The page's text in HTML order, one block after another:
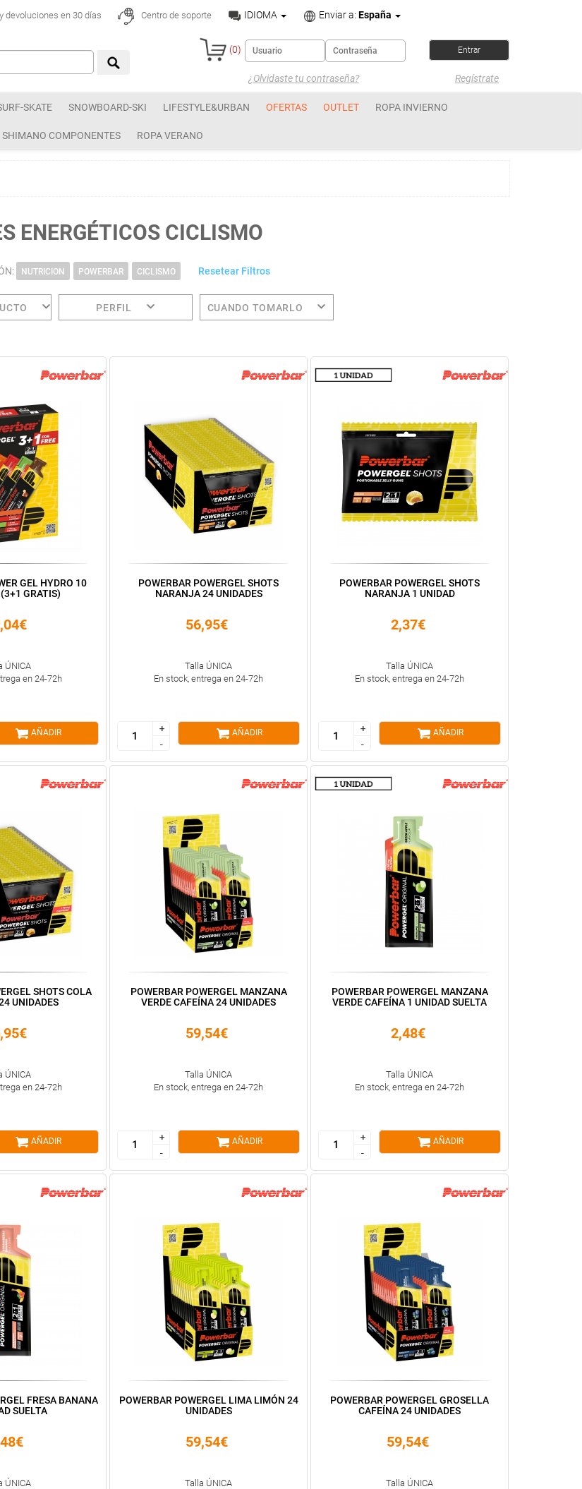
devoluciones en 30 días Centro de soporte IDIOMA Enviar a: España
(0)
¿Olvidaste tu contraseña? Regístrate
SKATE SNOWBOARD-SKI LIFESTYLE&URBAN OFERTAS OUTLET ROPA INVIERNO
SHIMANO COMPONENTES ROPA VERANO
ENERGÉTICOS CICLISMO
NUTRICION POWERBAR CICLISMO Resetear Filtros
PERFIL CUANDO TOMARLO
GEL HYDRO 10
(3+1 GRATIS)
ÚNICA
en 24-72h
AÑADIR
POWERBAR POWERGEL SHOTS
NARANJA 24 UNIDADES
56,95€
Talla ÚNICA
En stock, entrega en 24-72h
+
-
+
-
AÑADIR
POWERBAR POWERGEL SHOTS
NARANJA 1 UNIDAD
2,37€
Talla ÚNICA
En stock, entrega en 24-72h
+
-
+
-
AÑADIR
SHOTS COLA
UNIDADES
ÚNICA
en 24-72h
AÑADIR
POWERBAR POWERGEL MANZANA
VERDE CAFEÍNA 24 UNIDADES
59,54€
Talla ÚNICA
En stock, entrega en 24-72h
+
-
+
-
AÑADIR
POWERBAR POWERGEL MANZANA
VERDE CAFEÍNA 1 UNIDAD SUELTA
2,48€
Talla ÚNICA
En stock, entrega en 24-72h
+
-
+
-
AÑADIR
FRESA BANANA
SUELTA
ÚNICA
POWERBAR POWERGEL LIMA LIMÓN 24
UNIDADES
59,54€
Talla ÚNICA
POWERBAR POWERGEL GROSELLA
CAFEÍNA 24 UNIDADES
59,54€
Talla ÚNICA